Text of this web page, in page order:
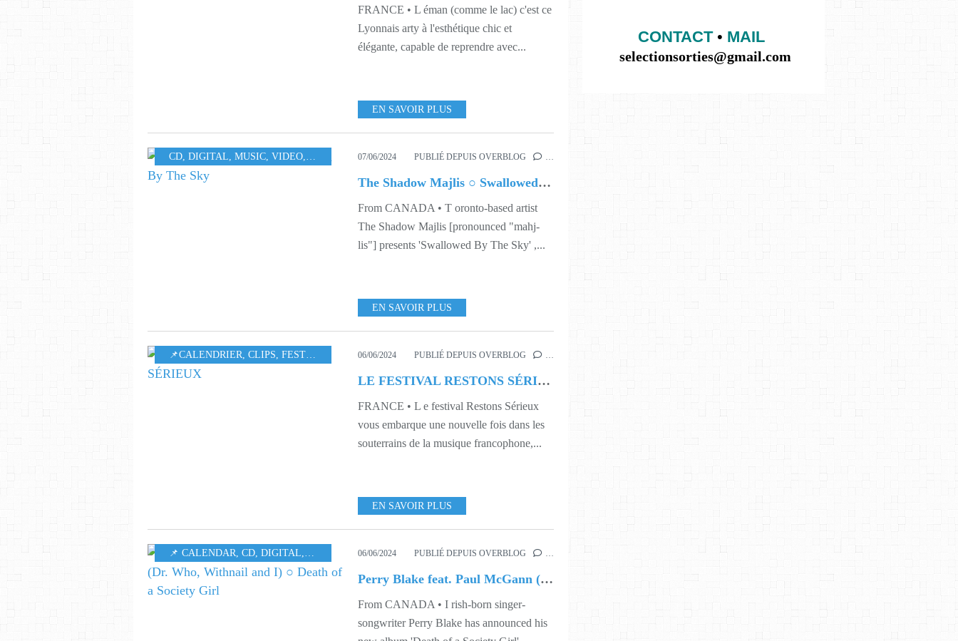
FRANCE • L éman (comme le lac) c'est ce
Lyonnais arty à l'esthétique chic et
élégante, capable de reprendre avec...
EN SAVOIR PLUS
CD, DIGITAL, MUSIC, VIDEO, WORLD 423,SHAMELESS PROMOTION PR
07/06/2024 PUBLIÉ DEPUIS OVERBLOG …
The Shadow Majlis ○ Swallowed By The Sky
From CANADA • T oronto-based artist
The Shadow Majlis [pronounced "mahj-
lis"] presents 'Swallowed By The Sky' ,...
EN SAVOIR PLUS
​​​​​​​📌CALENDRIER, CLIPS, FESTIVAL MUSIQUE,423 428,LA MISSION
06/06/2024 PUBLIÉ DEPUIS OVERBLOG …
LE FESTIVAL RESTONS SÉRIEUX
FRANCE • L e festival Restons Sérieux
vous embarque une nouvelle fois dans les
souterrains de la musique francophone,...
EN SAVOIR PLUS
📌 CALENDAR, CD, DIGITAL, MUSIC SINGLE,WORLD,423,425,SHAMELESS PROMOTION PR
06/06/2024 PUBLIÉ DEPUIS OVERBLOG …
Perry Blake feat. Paul McGann (Dr. Who, Withnail and I) ○ Death of a Society Girl
From CANADA • I rish-born singer-
songwriter Perry Blake has announced his
CONTACT• MAIL
selectionsorties@gmail.com